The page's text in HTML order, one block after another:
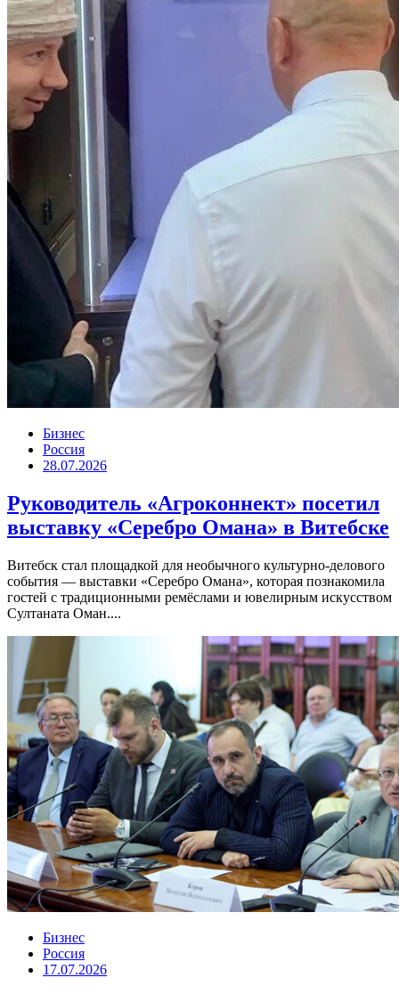
Бизнес
Россия
28.07.2026
Руководитель «Агроконнект» посетил
выставку «Серебро Омана» в Витебске
Витебск стал площадкой для необычного культурно-делового
события — выставки «Серебро Омана», которая познакомила
гостей с традиционными ремёслами и ювелирным искусством
Султаната Оман....
Бизнес
Россия
17.07.2026